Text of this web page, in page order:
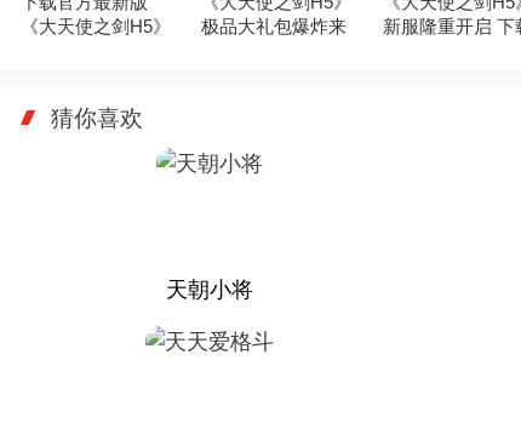
《大天使之剑H5》
极品大礼包爆炸来
新服隆重开启 下
猜你喜欢
天朝小将